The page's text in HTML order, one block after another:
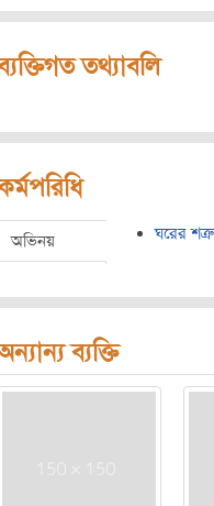
তথ্যাবলি
অভিনয় ঘরের শত্রু
ব্যক্তি